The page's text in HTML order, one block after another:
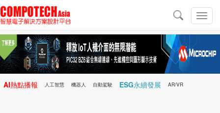
切
換
導
導
航
AI熱點播報 人工智慧 機器人 自動駕駛 ESG永續發展 AR/VR